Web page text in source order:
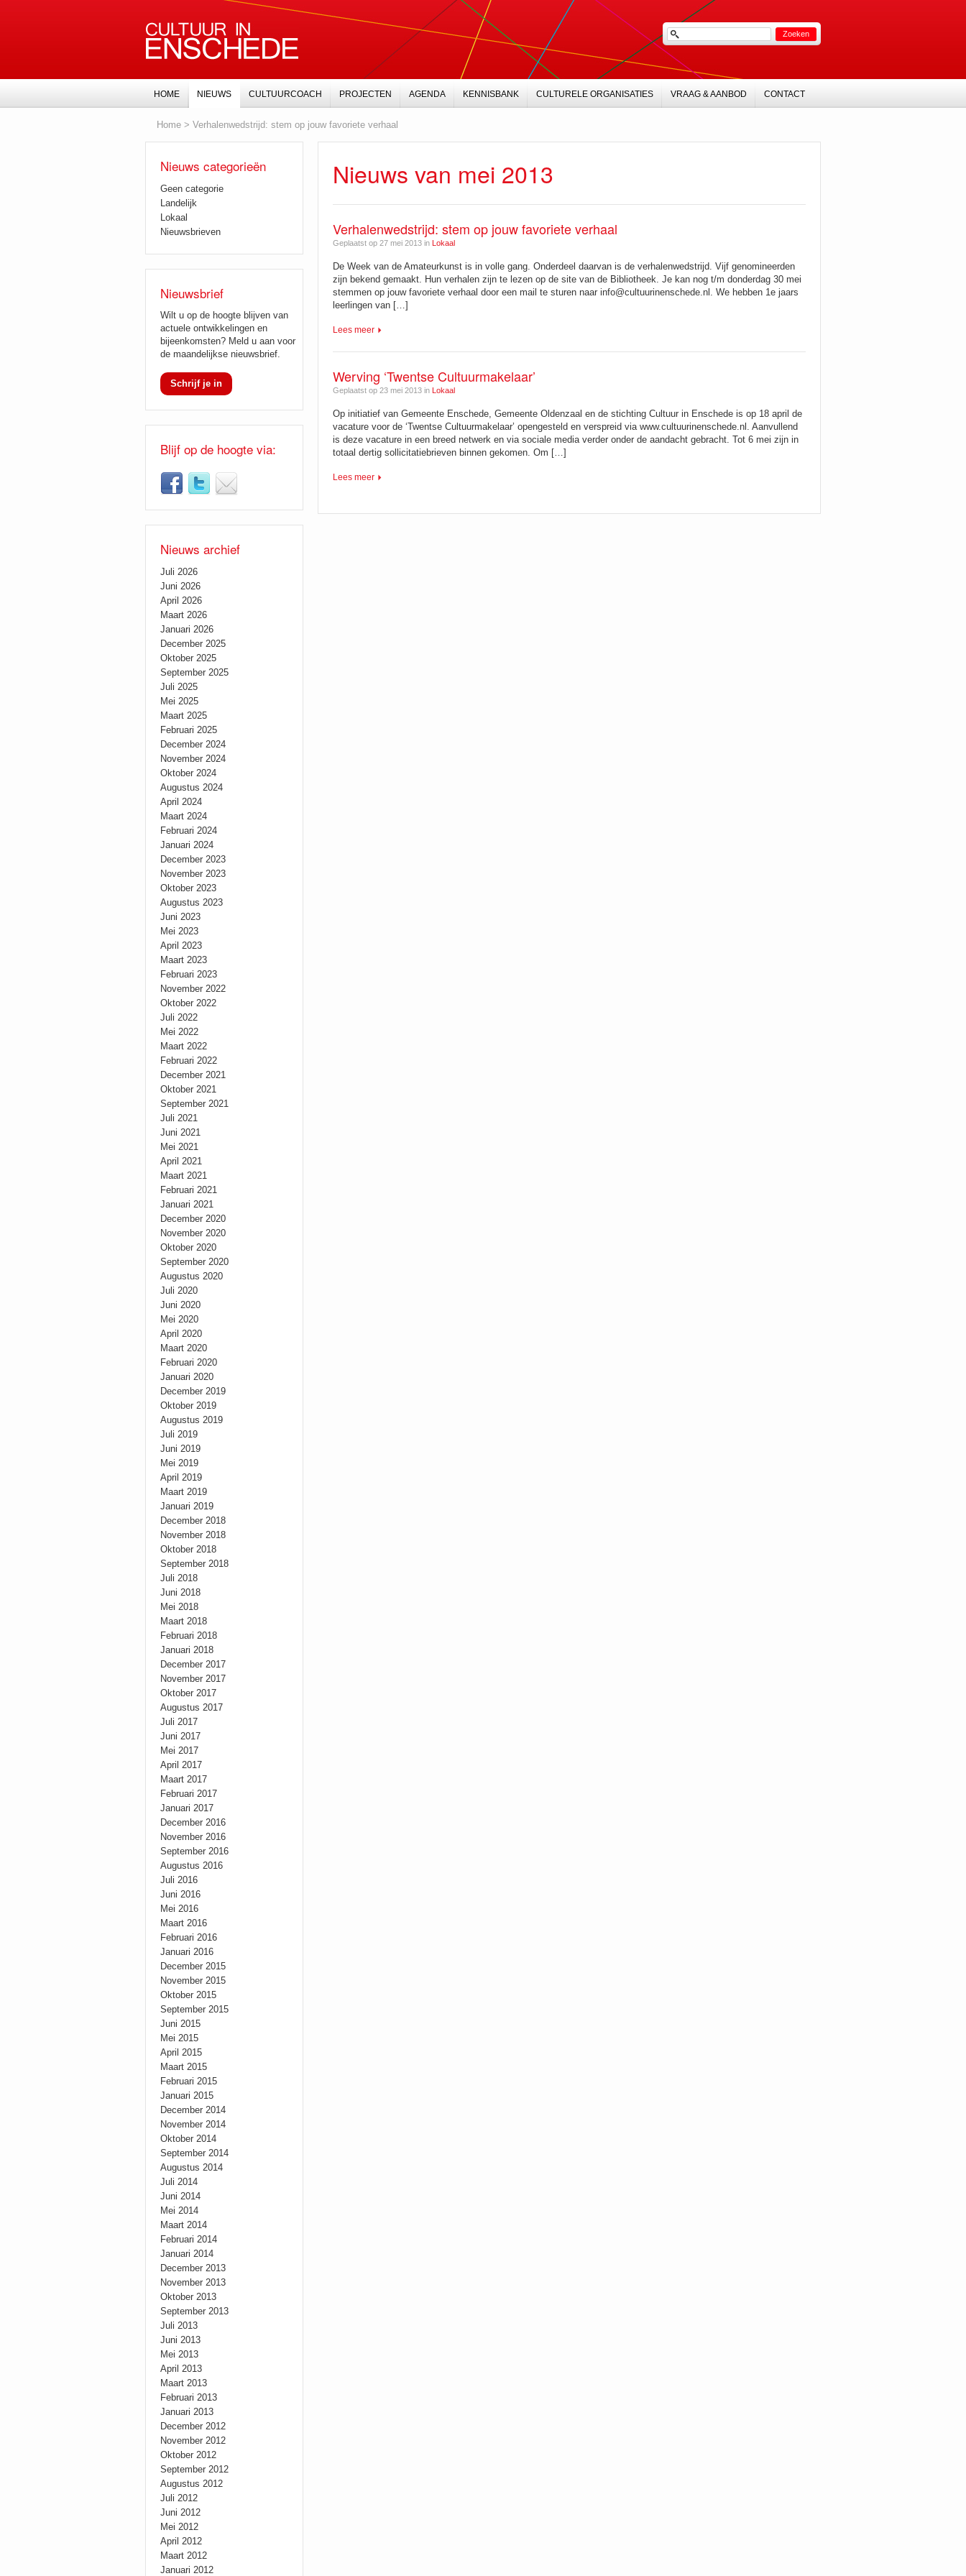
Home > Verhalenwedstrijd: stem op jouw favoriete verhaal
Nieuws van mei 2013
Verhalenwedstrijd: stem op jouw favoriete verhaal
Geplaatst op 27 mei 2013 in Lokaal
De Week van de Amateurkunst is in volle gang. Onderdeel daarvan is de verhalenwedstrijd. Vijf genomineerden
zijn bekend gemaakt. Hun verhalen zijn te lezen op de site van de Bibliotheek. Je kan nog t/m donderdag 30 mei
stemmen op jouw favoriete verhaal door een mail te sturen naar info@cultuurinenschede.nl. We hebben 1e jaars
leerlingen van […]
Lees meer
Werving ‘Twentse Cultuurmakelaar’
Geplaatst op 23 mei 2013 in Lokaal
Op initiatief van Gemeente Enschede, Gemeente Oldenzaal en de stichting Cultuur in Enschede is op 18 april de
vacature voor de ‘Twentse Cultuurmakelaar’ opengesteld en verspreid via www.cultuurinenschede.nl. Aanvullend
is deze vacature in een breed netwerk en via sociale media verder onder de aandacht gebracht. Tot 6 mei zijn in
totaal dertig sollicitatiebrieven binnen gekomen. Om […]
Lees meer
Nieuws categorieën
Geen categorie
Landelijk
Lokaal
Nieuwsbrieven
Nieuwsbrief
Wilt u op de hoogte blijven van
actuele ontwikkelingen en
bijeenkomsten? Meld u aan voor
de maandelijkse nieuwsbrief.
Schrijf je in
Blijf op de hoogte via:
Nieuws archief
Juli 2026
Juni 2026
April 2026
Maart 2026
Januari 2026
December 2025
Oktober 2025
September 2025
Juli 2025
Mei 2025
Maart 2025
Februari 2025
December 2024
November 2024
Oktober 2024
Augustus 2024
April 2024
Maart 2024
Februari 2024
Januari 2024
December 2023
November 2023
Oktober 2023
Augustus 2023
Juni 2023
Mei 2023
April 2023
Maart 2023
Februari 2023
November 2022
Oktober 2022
Juli 2022
Mei 2022
Maart 2022
Februari 2022
December 2021
Oktober 2021
September 2021
Juli 2021
Juni 2021
Mei 2021
April 2021
Maart 2021
Februari 2021
Januari 2021
December 2020
November 2020
Oktober 2020
September 2020
Augustus 2020
Juli 2020
Juni 2020
Mei 2020
April 2020
Maart 2020
Februari 2020
Januari 2020
December 2019
Oktober 2019
Augustus 2019
Juli 2019
Juni 2019
Mei 2019
April 2019
Maart 2019
Januari 2019
December 2018
November 2018
Oktober 2018
September 2018
Juli 2018
Juni 2018
Mei 2018
Maart 2018
Februari 2018
Januari 2018
December 2017
November 2017
Oktober 2017
Augustus 2017
Juli 2017
Juni 2017
Mei 2017
April 2017
Maart 2017
Februari 2017
Januari 2017
December 2016
November 2016
September 2016
Augustus 2016
Juli 2016
Juni 2016
Mei 2016
Maart 2016
Februari 2016
Januari 2016
December 2015
November 2015
Oktober 2015
September 2015
Juni 2015
Mei 2015
April 2015
Maart 2015
Februari 2015
Januari 2015
December 2014
November 2014
Oktober 2014
September 2014
Augustus 2014
Juli 2014
Juni 2014
Mei 2014
Maart 2014
Februari 2014
Januari 2014
December 2013
November 2013
Oktober 2013
September 2013
Juli 2013
Juni 2013
Mei 2013
April 2013
Maart 2013
Februari 2013
Januari 2013
December 2012
November 2012
Oktober 2012
September 2012
Augustus 2012
Juli 2012
Juni 2012
Mei 2012
April 2012
Maart 2012
Januari 2012
HOME NIEUWS CULTUURCOACH PROJECTEN AGENDA KENNISBANK CULTURELE ORGANISATIES VRAAG & AANBOD CONTACT